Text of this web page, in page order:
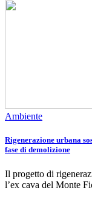
Ambiente
Rigenerazione urbana
fase di demolizione
Il progetto di
l’ex cava del Monte